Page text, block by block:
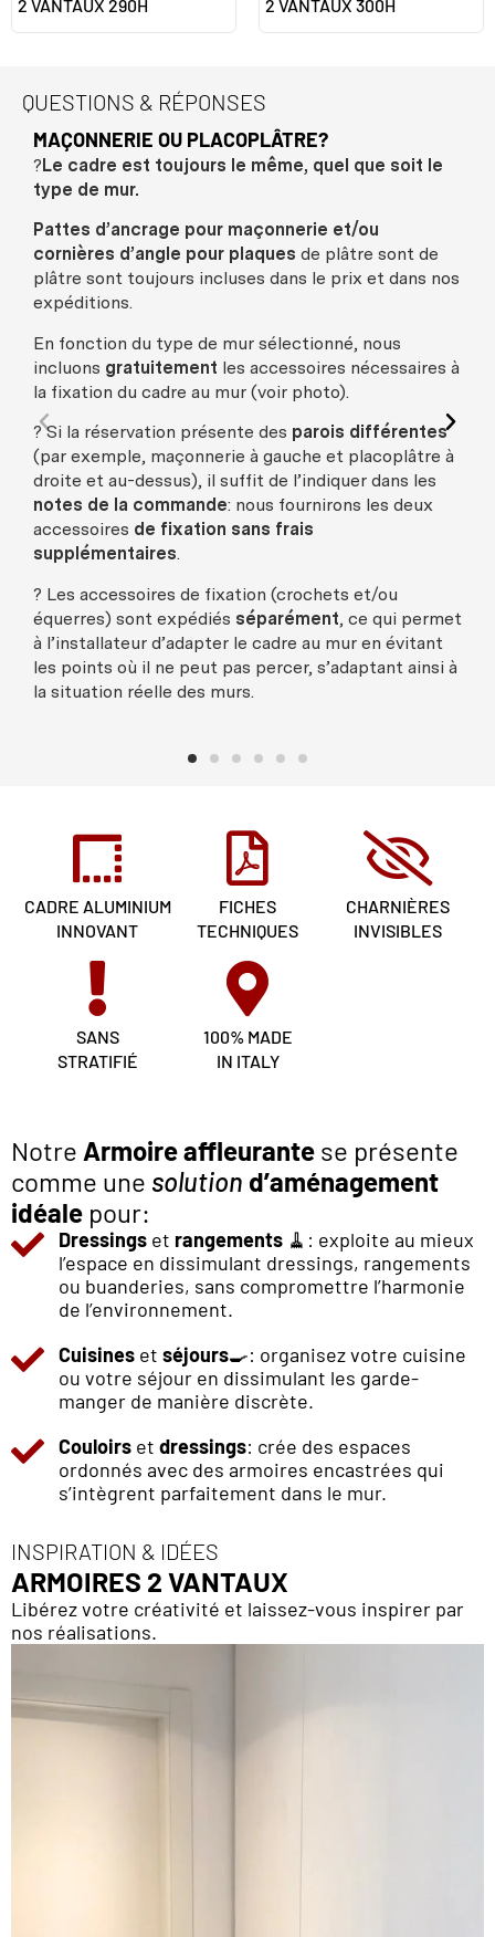
2 VANTAUX 290H 2 VANTAUX 300H
QUESTIONS & RÉPONSES
MAÇONNERIE OU PLACOPLÂTRE?
?Le cadre est toujours le même, quel que soit le
type de mur.
Pattes d’ancrage pour maçonnerie et/ou
cornières d’angle pour plaques de plâtre sont de
plâtre sont toujours incluses dans le prix et dans nos
expéditions.
En fonction du type de mur sélectionné, nous
incluons gratuitement les accessoires nécessaires à
la fixation du cadre au mur (voir photo).
? Si la réservation présente des parois différentes
(par exemple, maçonnerie à gauche et placoplâtre à
droite et au-dessus), il suffit de l’indiquer dans les
notes de la commande: nous fournirons les deux
accessoires de fixation sans frais
supplémentaires.
? Les accessoires de fixation (crochets et/ou
équerres) sont expédiés séparément, ce qui permet
à l’installateur d’adapter le cadre au mur en évitant
les points où il ne peut pas percer, s’adaptant ainsi à
la situation réelle des murs.
CADRE ALUMINIUM
INNOVANT
FICHES
TECHNIQUES
CHARNIÈRES
INVISIBLES
SANS
STRATIFIÉ
100% MADE
IN ITALY
Notre Armoire affleurante se présente
comme une solution d’aménagement
idéale pour:
Dressingset rangements🧹: exploite au mieux
l’espace en dissimulant dressings, rangements
ou buanderies, sans compromettre l’harmonie
de l’environnement.
Cuisineset séjours🍳: organisez votre cuisine
ou votre séjour en dissimulant les garde-
manger de manière discrète.
Couloirset dressings: crée des espaces
ordonnés avec des armoires encastrées qui
s’intègrent parfaitement dans le mur.
INSPIRATION & IDÉES
ARMOIRES 2 VANTAUX
Libérez votre créativité et laissez-vous inspirer par
nos réalisations.